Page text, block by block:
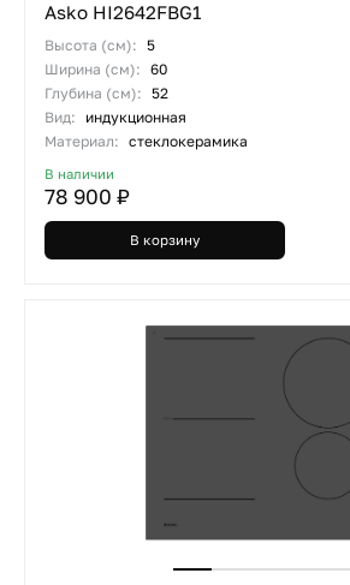
Asko HI2642FBG1
Высота (см): 5
Ширина (см): 60
Глубина (см): 52
Вид:
индукционная
Материал: стеклокерамика
В наличии
78 900 ₽
В корзину